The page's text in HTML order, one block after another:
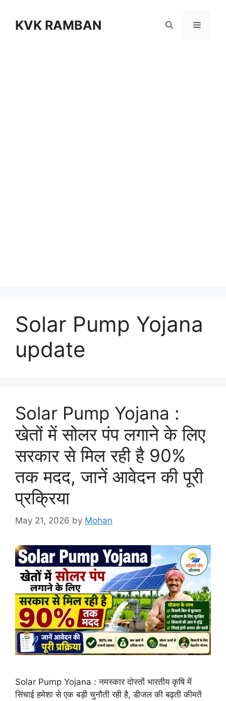
contentKVK RAMBAN Menu
Solar Pump Yojana
update
Solar Pump Yojana :
खेतों में सोलर पंप लगाने के लिए
सरकार से मिल रही है 90%
तक मदद, जानें आवेदन की पूरी
प्रक्रिया
May 21, 2026 by Mohan
Solar Pump Yojana : नमस्कार दोस्तों भारतीय कृषि में
सिंचाई हमेशा से एक बड़ी चुनौती रही है, डीजल की बढ़ती कीमतें